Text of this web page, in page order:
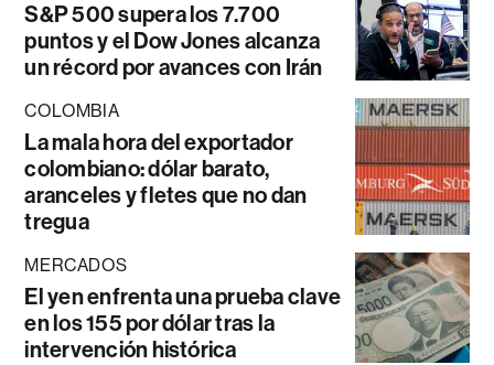
S&P 500 supera los 7.700
puntos y el Dow Jones alcanza
un récord por avances con Irán
COLOMBIA
La mala hora del exportador
colombiano: dólar barato,
aranceles y fletes que no dan
tregua
MERCADOS
El yen enfrenta una prueba clave
en los 155 por dólar tras la
intervención histórica